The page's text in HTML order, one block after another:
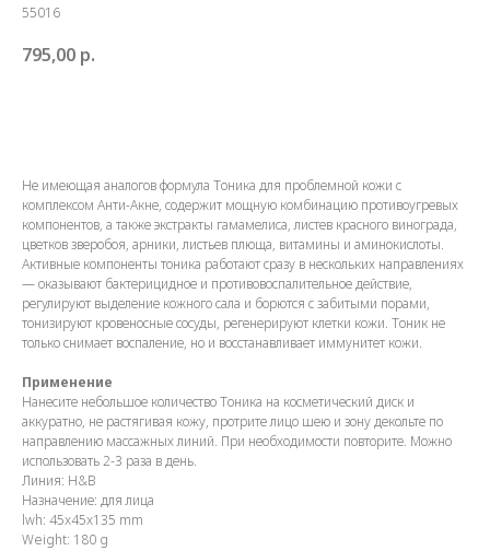
55016
795,00 р.
Не имеющая аналогов формула Тоника для проблемной кожи с
комплексом Анти-Акне, содержит мощную комбинацию противоугревых
компонентов, а также экстракты гамамелиса, листев красного винограда,
цветков зверобоя, арники, листьев плюща, витамины и аминокислоты.
Активные компоненты тоника работают сразу в нескольких направлениях
— оказывают бактерицидное и противовоспалительное действие,
регулируют выделение кожного сала и борются с забитыми порами,
тонизируют кровеносные сосуды, регенерируют клетки кожи. Тоник не
только снимает воспаление, но и восстанавливает иммунитет кожи.
Применение
Нанесите небольшое количество Тоника на косметический диск и
аккуратно, не растягивая кожу, протрите лицо шею и зону декольте по
направлению массажных линий. При необходимости повторите. Можно
использовать 2-3 раза в день.
Линия: H&B
Назначение: для лица
lwh: 45x45x135 mm
Weight: 180 g